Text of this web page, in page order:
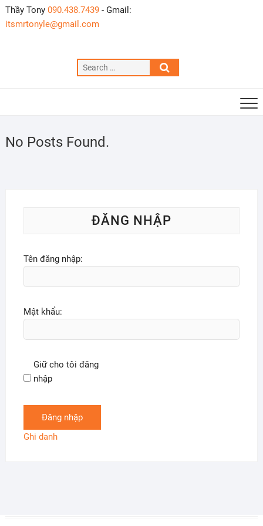
Skip
to
Thầy Tony 090.438.7439- Gmail:
itsmrtonyle@gmail.com
Search
…
No Posts Found.
ĐĂNG NHẬP
Tên đăng nhập:
Mật khẩu:
Giữ cho tôi đăng
nhập
Đăng nhập
Ghi danh